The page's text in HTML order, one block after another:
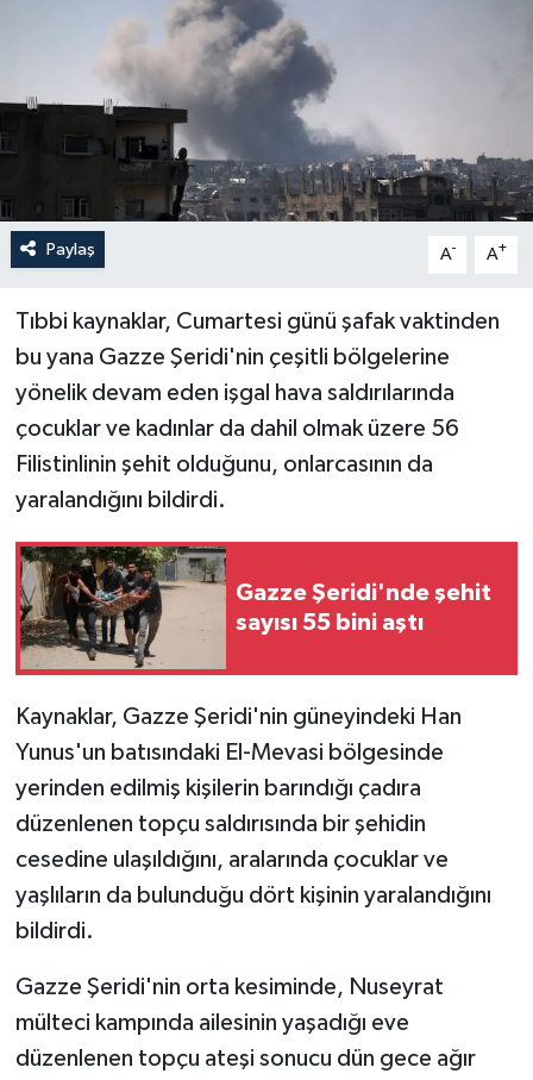
Paylaş A- A+
Tıbbi kaynaklar, Cumartesi günü şafak vaktinden
bu yana Gazze Şeridi'nin çeşitli bölgelerine
yönelik devam eden işgal hava saldırılarında
çocuklar ve kadınlar da dahil olmak üzere 56
Filistinlinin şehit olduğunu, onlarcasının da
yaralandığını bildirdi.
Gazze Şeridi'nde şehit
sayısı 55 bini aştı
Kaynaklar, Gazze Şeridi'nin güneyindeki Han
Yunus'un batısındaki El-Mevasi bölgesinde
yerinden edilmiş kişilerin barındığı çadıra
düzenlenen topçu saldırısında bir şehidin
cesedine ulaşıldığını, aralarında çocuklar ve
yaşlıların da bulunduğu dört kişinin yaralandığını
bildirdi.
Gazze Şeridi'nin orta kesiminde, Nuseyrat
mülteci kampında ailesinin yaşadığı eve
düzenlenen topçu ateşi sonucu dün gece ağır
Sağlık
Spor
Yaşam